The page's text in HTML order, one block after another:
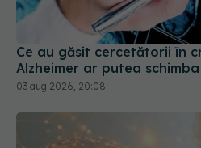
Ce au găsit cercetătorii în
Alzheimer ar putea
03 aug 2026, 20:08